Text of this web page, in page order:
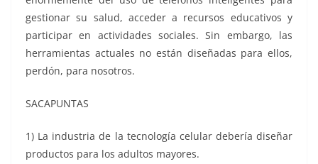
gestionar su salud, acceder a recursos educativos y
participar en actividades sociales. Sin embargo, las
herramientas actuales no están diseñadas para ellos,
perdón, para nosotros.
SACAPUNTAS
1) La industria de la tecnología celular debería diseñar
productos para los adultos mayores.